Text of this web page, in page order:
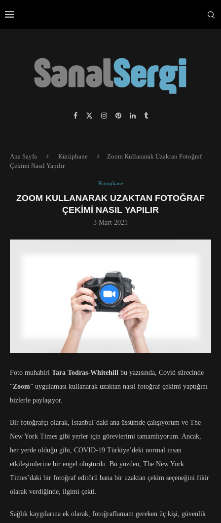
Ana Sayfa Kütüphane
Zoom Kullanarak Uzaktan Fotoğraf
Çekimi Nasıl Yapılır
Kütüphane
ZOOM KULLANARAK UZAKTAN FOTOĞRAF
ÇEKIMI NASIL YAPILIR
3 Mart 2021
Foto muhabiri Tara Todras-Whitehill bu yazısında, Covid sürecinde
“Zoom” uygulaması kullanarak uzaktan nasıl fotoğraf çekimi yaptığını
bizlerle paylaşıyor.
Bir fotoğrafçı olarak, İstanbul’daki ana üssümde çalışıyorum ve The
New York Times gibi yerler için görevlerimi tamamlıyorum. Ancak,
her yerde olduğu gibi, COVID-19 Türkiye’deki normal insan
etkileşimlerine bir engel oluşturdu. Bu yüzden, The New York
Times’daki bir fotoğraf editörü bana bir uzaktan çekim seçeneğini fikir
olarak verdiğinde, ilgimi çekti.
Sağlık kaygılarına ek olarak, fotoğraflamam gereken üç kişi, güvenlik